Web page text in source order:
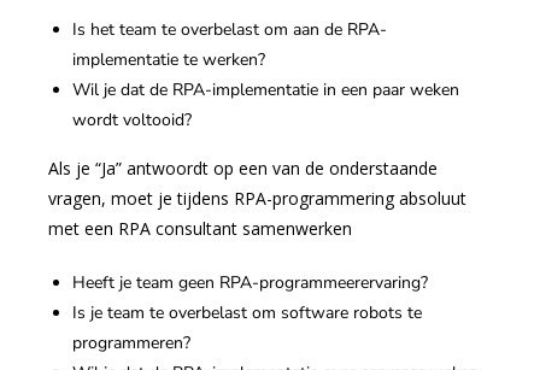
Is het team te overbelast om aan de RPA-
implementatie te werken?
Wil je dat de RPA-implementatie in een paar weken
wordt voltooid?
Als je “Ja” antwoordt op een van de onderstaande
vragen, moet je tijdens RPA-programmering absoluut
met een RPA consultant samenwerken
Heeft je team geen RPA-programmeerervaring?
Is je team te overbelast om software robots te
programmeren?